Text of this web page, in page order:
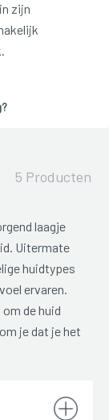
zijn
5 Producten
laagje
Uitermate
huidtypes
ervaren.
de huid
je dat je het